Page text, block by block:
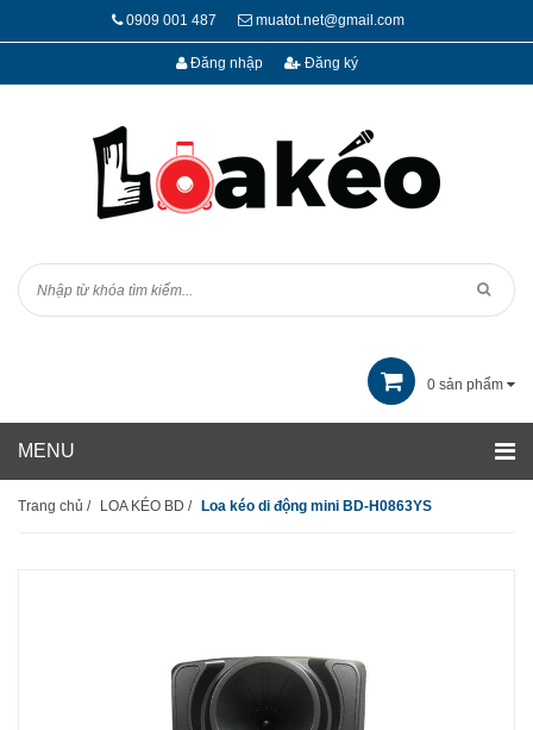
0909 001 487 muatot.net@gmail.com
Đăng nhập Đăng ký
0 sản phẩm
Trang chủ / LOA KÉO BD / Loa kéo di động mini BD-H0863YS